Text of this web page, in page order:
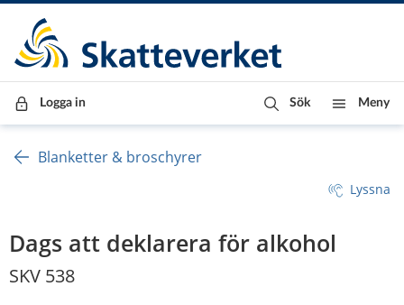
Till innehåll
Till navigationen
Till chattrobot
Logga in Sök Meny
Blanketter & broschyrer
Lyssna
Dags att deklarera för alkohol
SKV 538